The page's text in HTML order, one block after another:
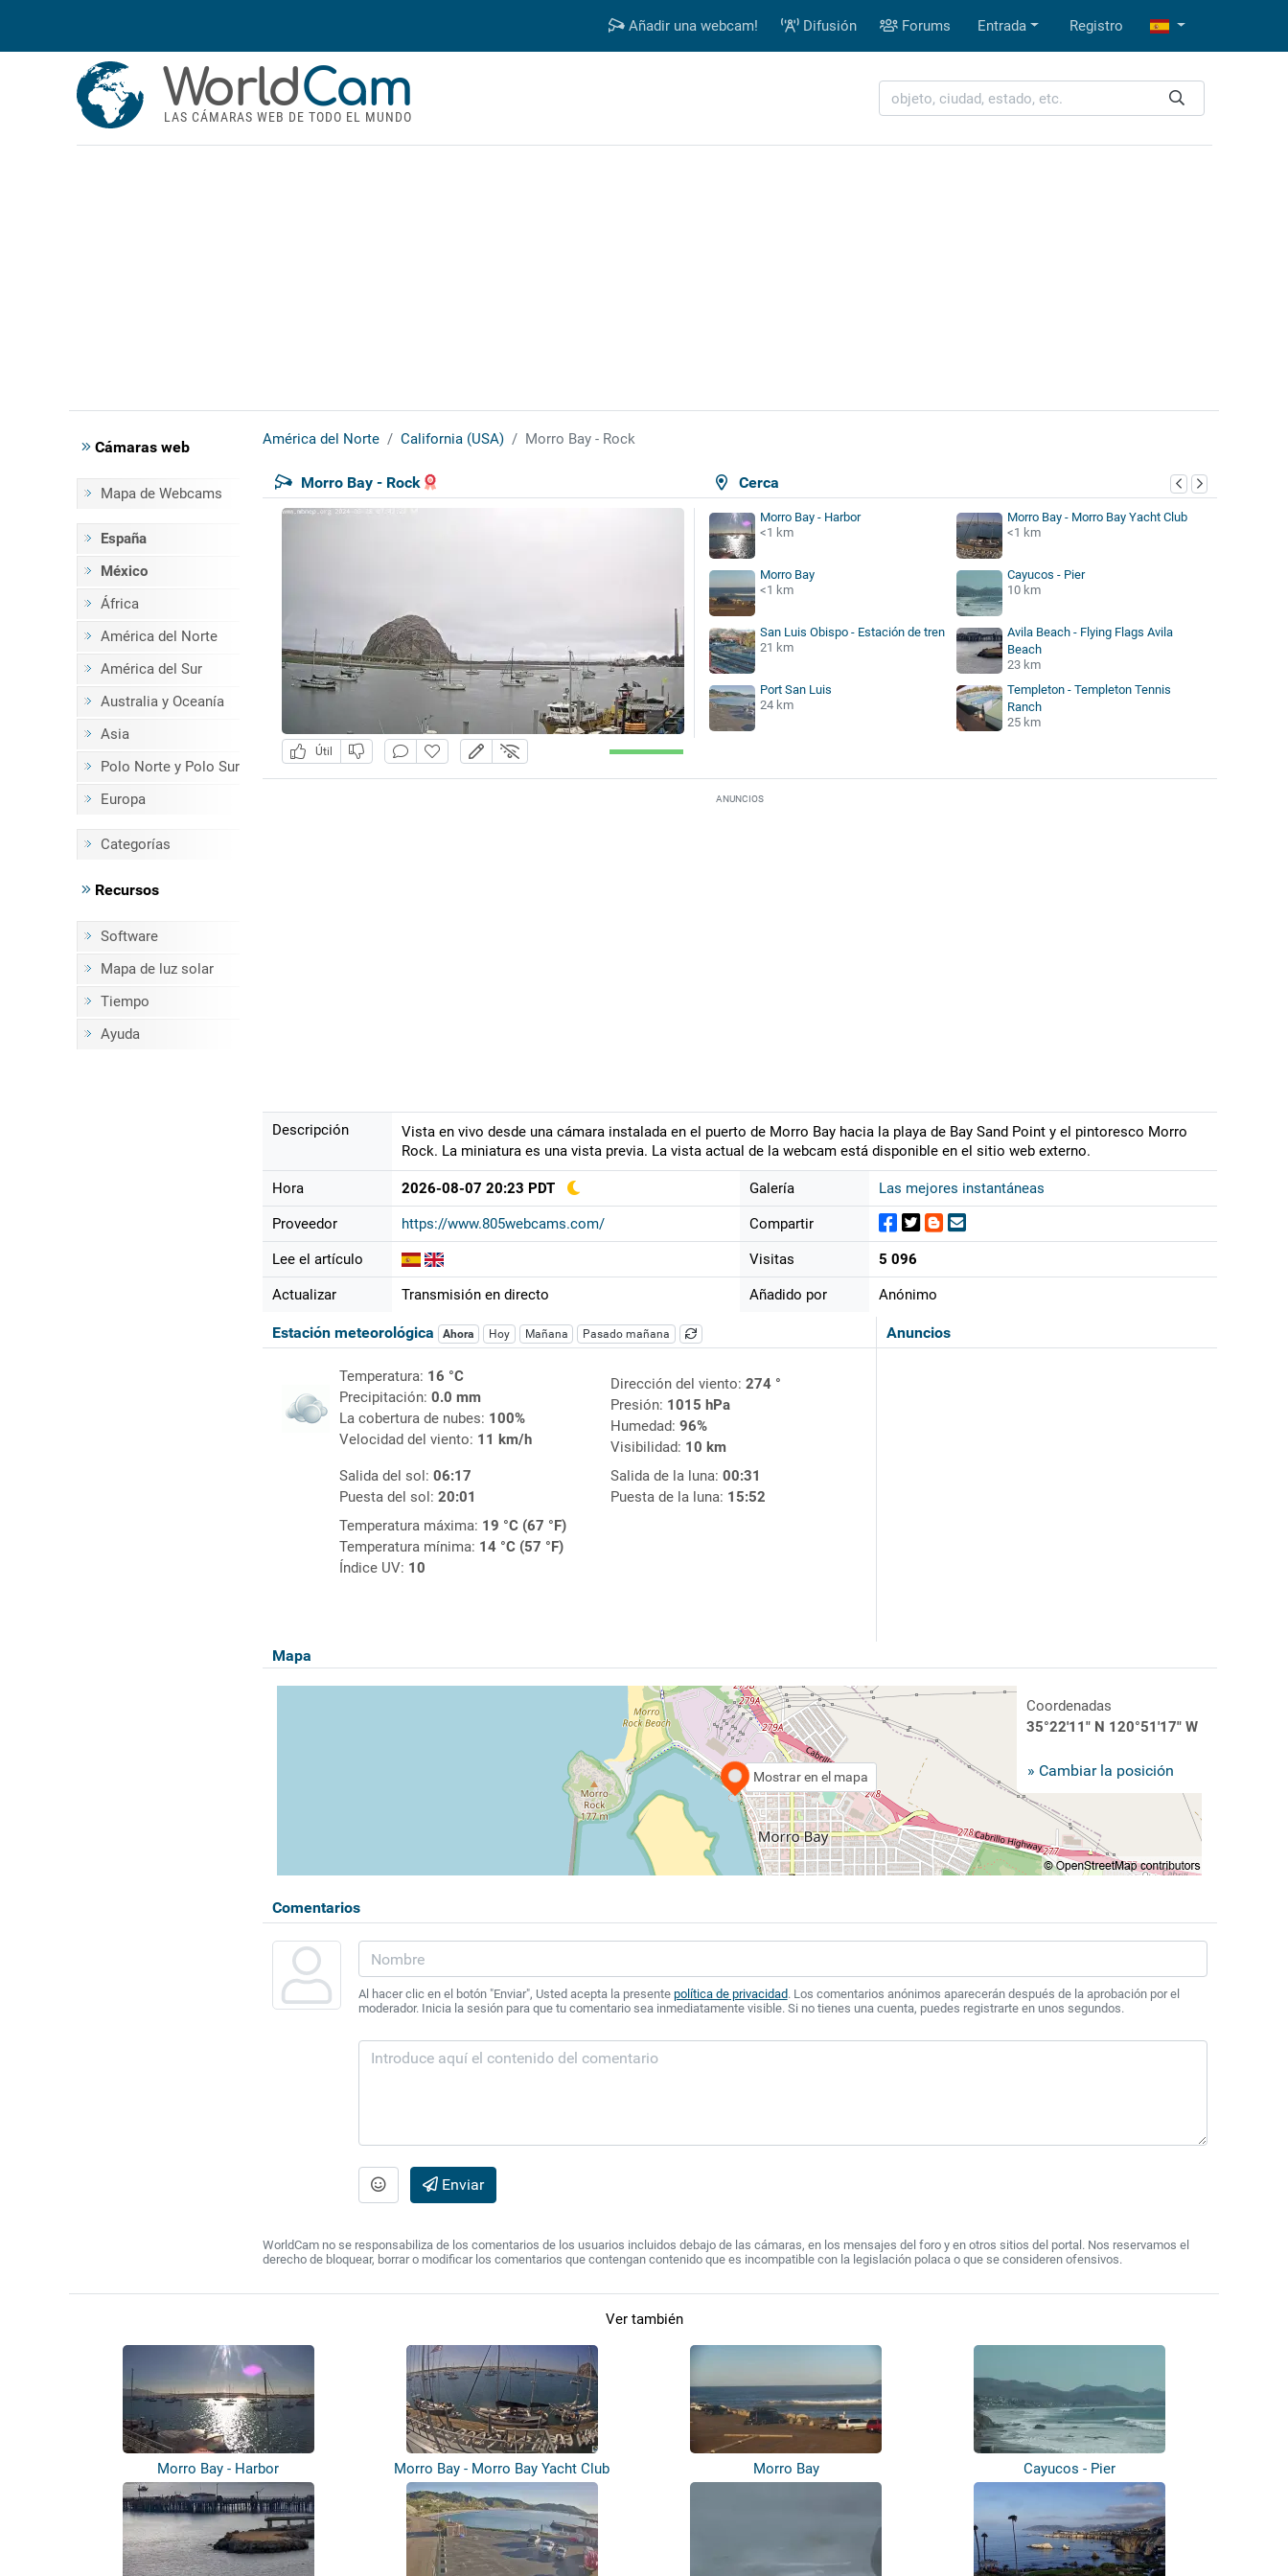
Añadir una webcam! Difusión Forums Entrada Registro
WorldCam
LAS CÁMARAS WEB DE TODO EL MUNDO
Cámaras web
Mapa de Webcams
España
México
África
América del Norte
América del Sur
Australia y Oceanía
Asia
Polo Norte y Polo Sur
Europa
Categorías
Recursos
Software
Mapa de luz solar
Tiempo
Ayuda
América del Norte California (USA) Morro Bay - Rock
Cerca
Morro Bay - Rock
Útil
Morro Bay - Harbor
<1 km
Morro Bay - Morro Bay Yacht Club
<1 km
Morro Bay
<1 km
Cayucos - Pier
10 km
San Luis Obispo - Estación de tren
21 km
Avila Beach - Flying Flags Avila
Beach
23 km
Port San Luis
24 km
Templeton - Templeton Tennis
Ranch
25 km
ANUNCIOS
Descripción
Vista en vivo desde una cámara instalada en el puerto de Morro Bay hacia la playa de Bay Sand Point y el pintoresco Morro
Rock. La miniatura es una vista previa. La vista actual de la webcam está disponible en el sitio web externo.
Hora 2026-08-07 20:23 PDT
Proveedor https://www.805webcams.com/
Lee el artículo
Actualizar Transmisión en directo
Galería Las mejores instantáneas
Compartir
Visitas 5 096
Añadido por Anónimo
Anuncios
Estación meteorológica Ahora Hoy Mañana Pasado mañana
Temperatura: 16 °C
Precipitación: 0.0 mm
La cobertura de nubes: 100%
Velocidad del viento: 11 km/h
Dirección del viento: 274 °
Presión: 1015 hPa
Humedad: 96%
Visibilidad: 10 km
Salida del sol: 06:17
Puesta del sol: 20:01
Salida de la luna: 00:31
Puesta de la luna: 15:52
Temperatura máxima: 19 °C (67 °F)
Temperatura mínima: 14 °C (57 °F)
Índice UV: 10
Mapa
Mostrar en el mapa
Coordenadas
35°22'11" N 120°51'17" W
» Cambiar la posición
Comentarios
Al hacer clic en el botón "Enviar", Usted acepta la presente política de privacidad. Los comentarios anónimos aparecerán después de la aprobación por el
moderador. Inicia la sesión para que tu comentario sea inmediatamente visible. Si no tienes una cuenta, puedes registrarte en unos segundos.
Enviar
WorldCam no se responsabiliza de los comentarios de los usuarios incluidos debajo de las cámaras, en los mensajes del foro y en otros sitios del portal. Nos reservamos el
derecho de bloquear, borrar o modificar los comentarios que contengan contenido que es incompatible con la legislación polaca o que se consideren ofensivos.
Ver también
Morro Bay - Harbor Morro Bay - Morro Bay Yacht Club Morro Bay Cayucos - Pier